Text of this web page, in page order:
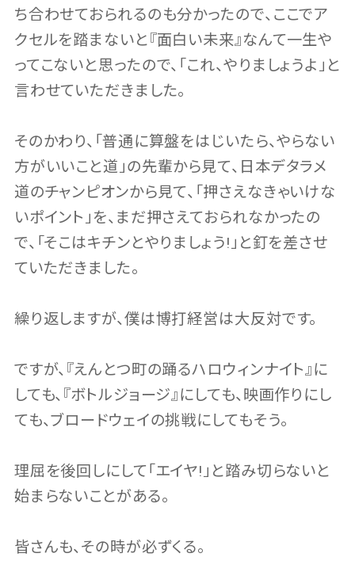
ち合わせておられるのも分かったので、ここでア
クセルを踏まないと『面白い未来』なんて一生や
ってこないと思ったので、「これ、やりましょうよ」と
言わせていただきました。
そのかわり、「普通に算盤をはじいたら、やらない
方がいいこと道」の先輩から見て、日本デタラメ
道のチャンピオンから見て、「押さえなきゃいけな
いポイント」を、まだ押さえておられなかったの
で、「そこはキチンとやりましょう!」と釘を差させ
ていただきました。
繰り返しますが、僕は博打経営は大反対です。
ですが、『えんとつ町の踊るハロウィンナイト』に
しても、『ボトルジョージ』にしても、映画作りにし
ても、ブロードウェイの挑戦にしてもそう。
理屈を後回しにして「エイヤ!」と踏み切らないと
始まらないことがある。
皆さんも、その時が必ずくる。